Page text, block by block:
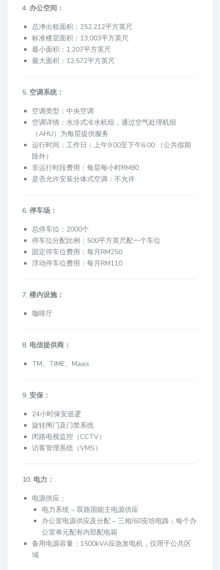
4. 办公空间：
总净出租面积：252,212平方英尺
标准楼层面积：13,003平方英尺
最小面积：1,207平方英尺
最大面积：12,572平方英尺
5. 空调系统：
空调类型：中央空调
空调详情：水冷式冷水机组，通过空气处理机组
（AHU）为每层提供服务
运行时间：工作日：上午9:00至下午6:00 （公共假期
除外）
非运行时段费用：每层每小时RM80
是否允许安装分体式空调：不允许
6. 停车场：
总停车位：2000个
停车位分配比例：500平方英尺配一个车位
固定停车位费用：每月RM250
浮动停车位费用：每月RM110
7. 楼内设施：
咖啡厅
8. 电信提供商：
TM、TIME、Maxis
9. 安保：
24小时保安巡逻
旋转闸门及门禁系统
闭路电视监控（CCTV）
访客管理系统（VMS）
10. 电力：
电源供应：
电力系统 – 双路国能主电源供应
办公室电源供应及分配 – 三相/60安培电路；每个办
公室单元配有内部配电箱
备用电源容量：1500kVA应急发电机，仅用于公共区
域